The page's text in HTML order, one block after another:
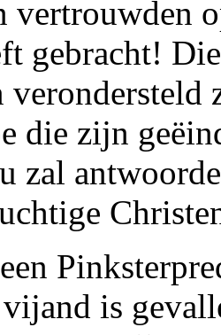
vertrouwden
gebracht!
die zijn
zal
is